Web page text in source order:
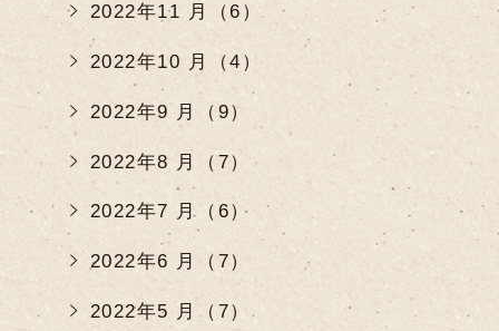
2022年11 月（6）
2022年10 月（4）
2022年9 月（9）
2022年8 月（7）
2022年7 月（6）
2022年6 月（7）
2022年5 月（7）